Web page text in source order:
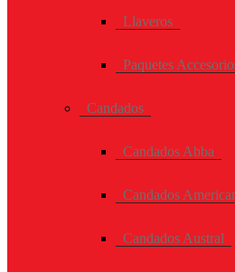
Llaveros
Paquetes
Candados
Candados Abba
Candados
Candados Austral